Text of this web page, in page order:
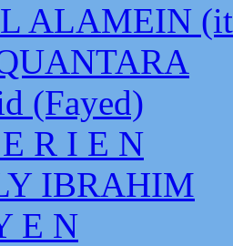
ALAMEIN
(Fayed)
R I E N
IBRAHIM
E N